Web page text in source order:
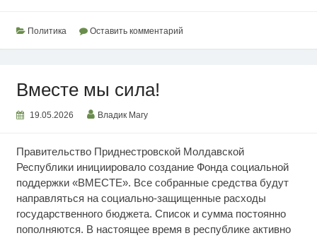
Политика Оставить комментарий
Вместе мы сила!
19.05.2026 Владик Магу
Правительство Приднестровской Молдавской
Республики инициировало создание Фонда социальной
поддержки «ВМЕСТЕ». Все собранные средства будут
направляться на социально-защищенные расходы
государственного бюджета. Список и сумма постоянно
пополняются. В настоящее время в республике активно